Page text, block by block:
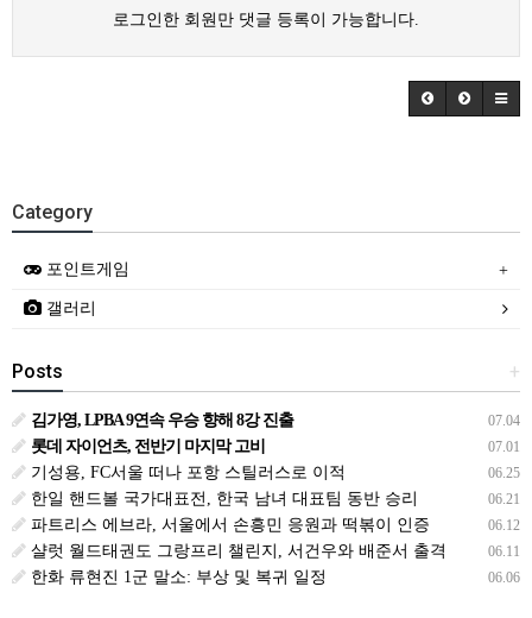
로그인한 회원만 댓글 등록이 가능합니다.
Category
포인트게임
갤러리
+
Posts
07.04
김가영, LPBA 9연속 우승 향해 8강 진출
07.01
롯데 자이언츠, 전반기 마지막 고비
06.25
기성용, FC서울 떠나 포항 스틸러스로 이적
06.21
한일 핸드볼 국가대표전, 한국 남녀 대표팀 동반 승리
06.12
파트리스 에브라, 서울에서 손흥민 응원과 떡볶이 인증
06.11
샬럿 월드태권도 그랑프리 챌린지, 서건우와 배준서 출격
06.06
한화 류현진 1군 말소: 부상 및 복귀 일정